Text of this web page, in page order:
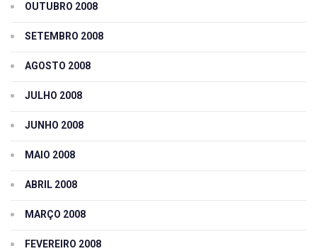
OUTUBRO 2008
SETEMBRO 2008
AGOSTO 2008
JULHO 2008
JUNHO 2008
MAIO 2008
ABRIL 2008
MARÇO 2008
FEVEREIRO 2008